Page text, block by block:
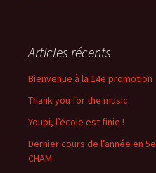
Articles récents
Bienvenue à la 14e promotion
Thank you for the music
Youpi, l’école est finie !
Dernier cours de l’année en 5e
CHAM